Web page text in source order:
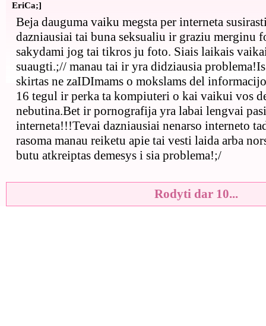
EriCa;]
Beja dauguma vaiku megsta per interneta
dazniausiai tai buna seksualiu ir graziu merginu
sakydami jog tai tikros ju foto. Siais laikais
suaugti.;// manau tai ir yra didziausia
skirtas ne zaIDImams o mokslams del
16 tegul ir perka ta kompiuteri o kai vaikui vos
nebutina.Bet ir pornografija yra labai lengvai
interneta!!!Tevai dazniausiai nenarso interneto
rasoma manau reiketu apie tai vesti laida arba
butu atkreiptas demesys i sia problema!;/
Rodyti dar 10...